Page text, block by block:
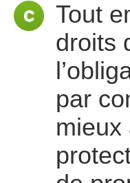
Tout
droits
par
mieux